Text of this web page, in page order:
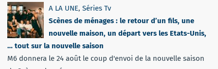
A LA UNE, Séries Tv
Scènes de ménages : le retour d’un fils, une
nouvelle maison, un départ vers les Etats-Unis,
… tout sur la nouvelle saison
M6 donnera le 24 août le coup d'envoi de la nouvelle saison